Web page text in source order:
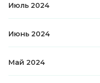
Июль 2024
Июнь 2024
Май 2024